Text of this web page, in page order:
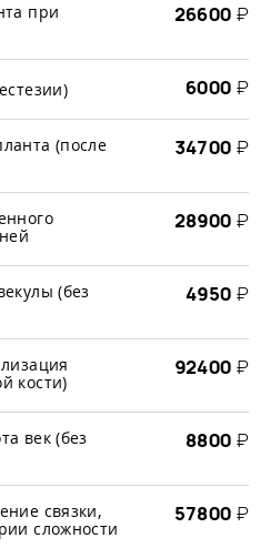
при
26600 ₽
6000 ₽
(после
34700 ₽
28900 ₽
(без
4950 ₽
кости)
92400 ₽
век (без
8800 ₽
связки,
сложности
57800 ₽